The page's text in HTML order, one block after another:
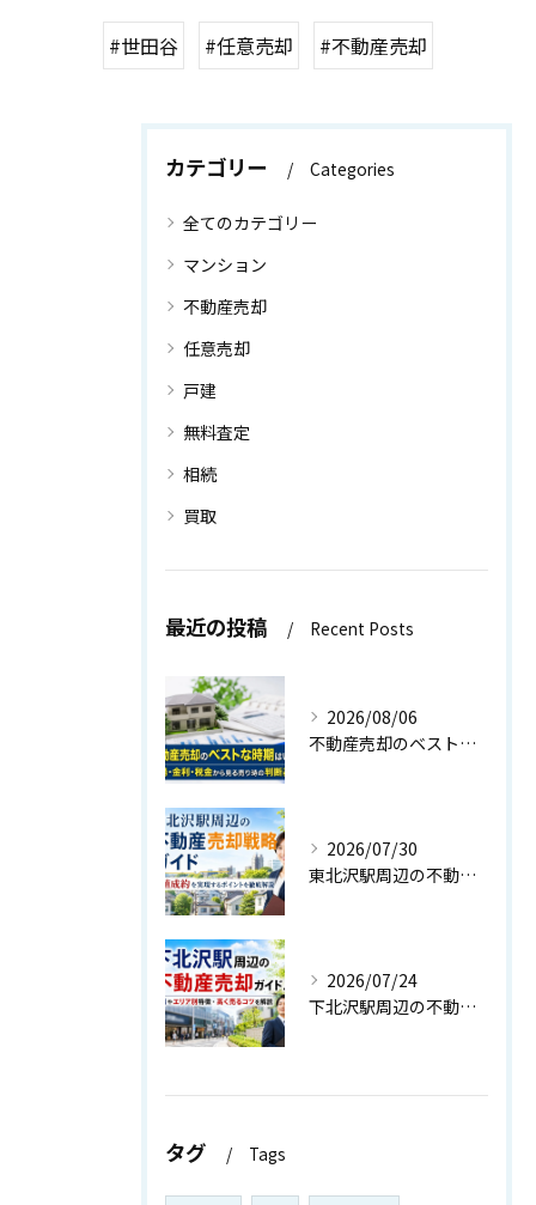
#世田谷 #任意売却 #不動産売却
カテゴリー Categories
全てのカテゴリー
マンション
不動産売却
任意売却
戸建
無料査定
相続
買取
最近の投稿 Recent Posts
2026/08/06
不動産売却のベストな時期はいつ？相場・金利・税金から見る売り時の判断基準
2026/07/30
東北沢駅周辺の不動産売却戦略ガイド｜高値成約を実現するポイントを徹底解説
2026/07/24
下北沢駅周辺の不動産売却ガイド！相場やエリア別特徴・高く売るコツを解説
タグ Tags